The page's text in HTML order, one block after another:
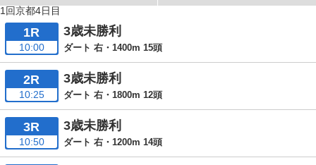
1回京都4日目
1R
10:00
3歳未勝利
ダート 右・1400m 15頭
2R
10:25
3歳未勝利
ダート 右・1800m 12頭
3R
10:50
3歳未勝利
ダート 右・1200m 14頭